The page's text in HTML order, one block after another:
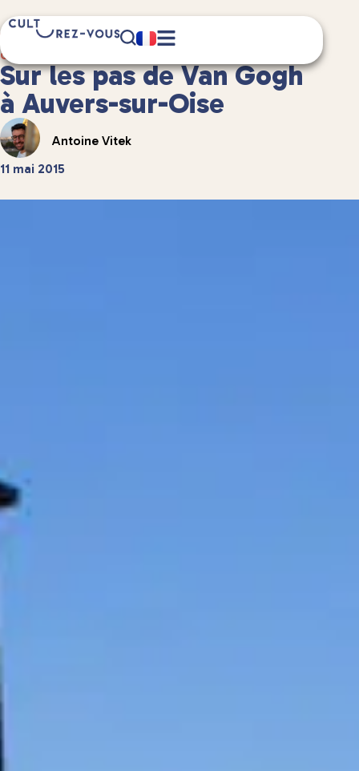
Culture
6 minute(s) de lecture
Sur les pas de Van Gogh
à Auvers-sur-Oise
Antoine Vitek
11 mai 2015